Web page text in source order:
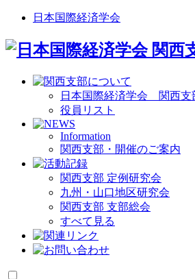
日本国際経済学会
日本国際経済学会 関西支
役員リスト
Information
関西支部・開催のご案内
関西支部 定例研究会
九州・山口地区研究会
関西支部 支部総会
すべて見る